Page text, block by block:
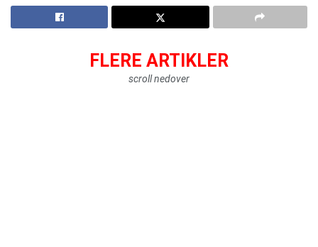
FLERE ARTIKLER
scroll nedover